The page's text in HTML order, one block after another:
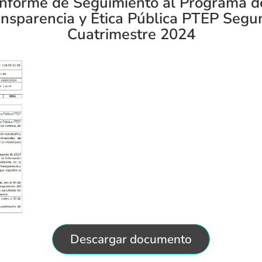
y Ética Pública PTEP
Cuatrimestre 2024
Descargar documento